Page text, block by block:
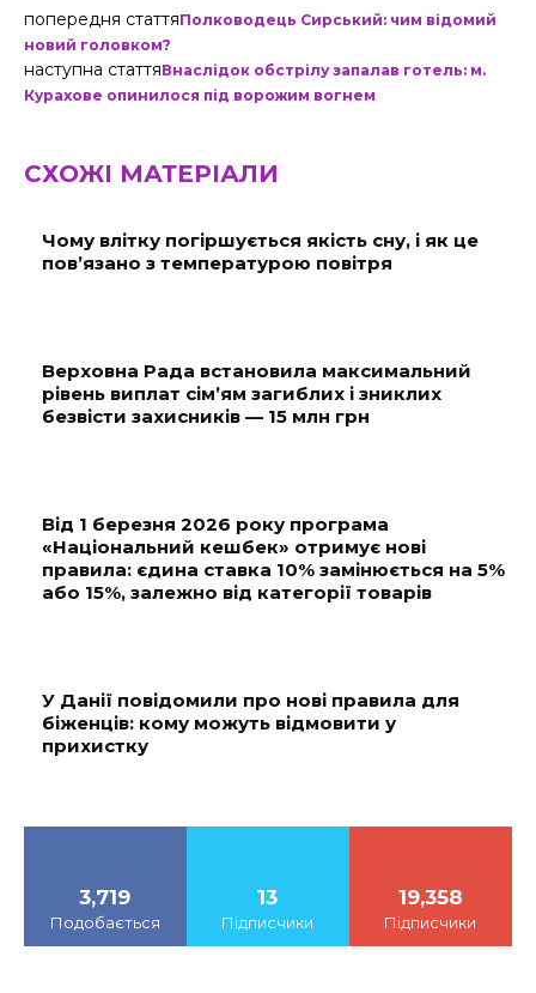
попередня статтяПолководець Сирський: чим відомий
новий головком?
наступна статтяВнаслідок обстрілу запалав готель: м.
Курахове опинилося під ворожим вогнем
СХОЖІ МАТЕРІАЛИ
Чому влітку погіршується якість сну, і як це
пов’язано з температурою повітря
Верховна Рада встановила максимальний
рівень виплат сім’ям загиблих і зниклих
безвісти захисників — 15 млн грн
Від 1 березня 2026 року програма
«Національний кешбек» отримує нові
правила: єдина ставка 10% замінюється на 5%
або 15%, залежно від категорії товарів
У Данії повідомили про нові правила для
біженців: кому можуть відмовити у
прихистку
3,719
Подобається
13
Підписчики
19,358
Підписчики